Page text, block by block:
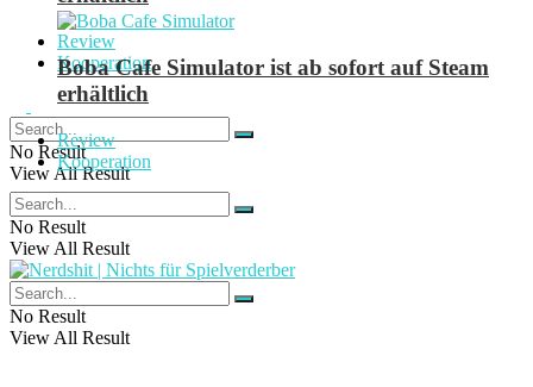
Review
Kooperation
No Result
View All Result
Boba Cafe Simulator ist ab sofort auf Steam
erhältlich
Review
Kooperation
No Result
View All Result
No Result
View All Result